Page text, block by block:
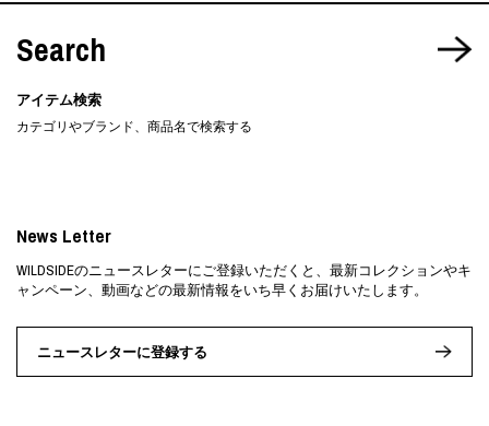
Search
アイテム検索
カテゴリやブランド、商品名で検索する
News Letter
WILDSIDEのニュースレターにご登録いただくと、最新コレクションやキ
ャンペーン、動画などの最新情報をいち早くお届けいたします。
ニュースレターに登録する